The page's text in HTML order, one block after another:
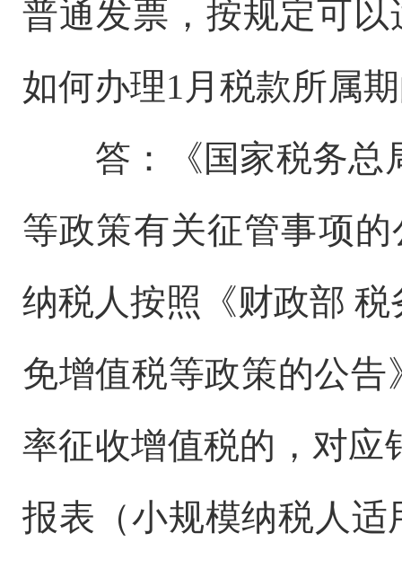
普通发票，按规定可
如何办理1月税款所属
答：《国家税务总
等政策有关征管事项
纳税人按照《财政部
免增值税等政策的公告
率征收增值税的，对应
报表（小规模纳税人适